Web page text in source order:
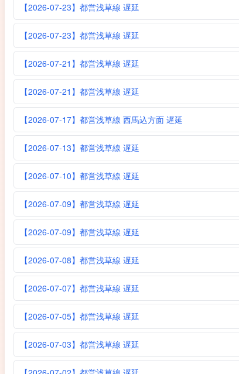
【2026-07-23】都営浅草線 遅延
【2026-07-23】都営浅草線 遅延
【2026-07-21】都営浅草線 遅延
【2026-07-21】都営浅草線 遅延
【2026-07-17】都営浅草線 西馬込方面 遅延
【2026-07-13】都営浅草線 遅延
【2026-07-10】都営浅草線 遅延
【2026-07-09】都営浅草線 遅延
【2026-07-09】都営浅草線 遅延
【2026-07-08】都営浅草線 遅延
【2026-07-07】都営浅草線 遅延
【2026-07-05】都営浅草線 遅延
【2026-07-03】都営浅草線 遅延